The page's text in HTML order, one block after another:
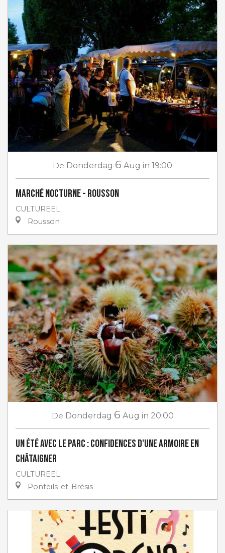
De Donderdag 6 Aug in 19:00
Marché nocturne - Rousson
CULTUREEL
Rousson
De Donderdag 6 Aug in 20:00
Un Été avec le Parc : Confidences d'une armoire en
châtaigner
CULTUREEL
Ponteils-et-Brésis